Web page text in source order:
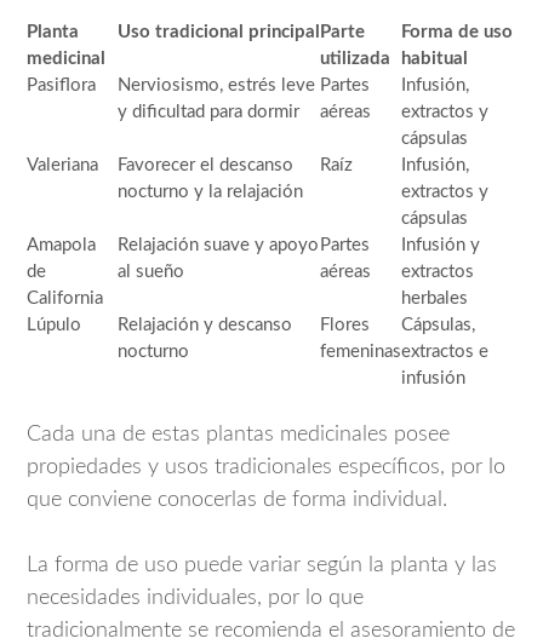
Planta
medicinal
Uso tradicional principal Parte
utilizada
Forma de uso
habitual
Pasiflora
Nerviosismo, estrés leve
y dificultad para dormir
Partes
aéreas
Infusión,
extractos y
cápsulas
Valeriana
Favorecer el descanso
nocturno y la relajación
Raíz
Infusión,
extractos y
cápsulas
Amapola
de
California
Relajación suave y apoyo
al sueño
Partes
aéreas
Infusión y
extractos
herbales
Lúpulo
Relajación y descanso
nocturno
Flores
femeninas
Cápsulas,
extractos e
infusión
Cada una de estas plantas medicinales posee
propiedades y usos tradicionales específicos, por lo
que conviene conocerlas de forma individual.
La forma de uso puede variar según la planta y las
necesidades individuales, por lo que
tradicionalmente se recomienda el asesoramiento de